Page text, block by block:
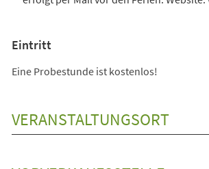
Eintritt
Eine Probestunde ist kostenlos!
VERANSTALTUNGSORT